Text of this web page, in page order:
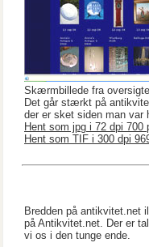
Skærmbillede fra
Det går stærkt på
der er sket siden man var
Hent som jpg i 72 dpi 700
Hent som TIF i 300 dpi
Bredden på antikvitet.net
på Antikvitet.net. Der er
vi os i den tunge ende.